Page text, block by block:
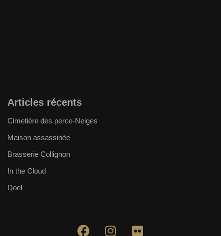
Articles récents
Cimetière des perce-Neiges
Maison assassinée
Brasserie Collignon
In the Cloud
Doel